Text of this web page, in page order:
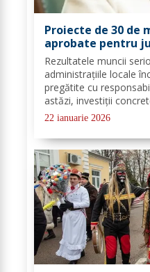
Proiecte de 30 de
aprobate pentru
Rezultatele muncii
administrațiile locale
pregătite cu
astăzi, investiții
Botoșani. Acestea
22 ianuarie 2026